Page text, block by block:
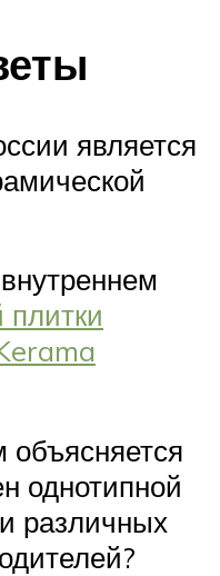
является
плитки
объясняется
однотипной
различных